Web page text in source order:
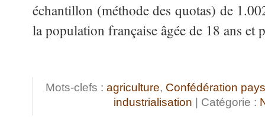
échantillon (méthode des quotas) de
la population française âgée de 18 ans et
Mots-clefs : agriculture, Confédération
industrialisation | Catégorie :